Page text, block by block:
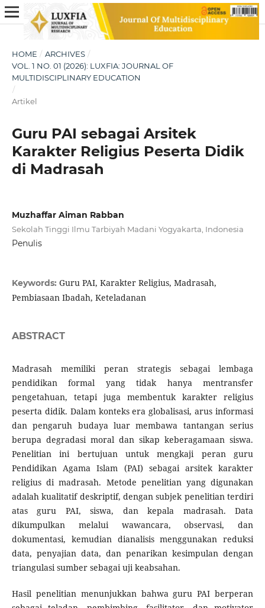
HOME / ARCHIVES /
VOL. 1 NO. 01 (2026): LUXFIA: JOURNAL OF
MULTIDISCIPLINARY EDUCATION
/
Artikel
Guru PAI sebagai Arsitek
Karakter Religius Peserta Didik
di Madrasah
Muzhaffar Aiman Rabban
Sekolah Tinggi Ilmu Tarbiyah Madani Yogyakarta, Indonesia
Penulis
Keywords: Guru PAI, Karakter Religius, Madrasah,
Pembiasaan Ibadah, Keteladanan
ABSTRACT
Madrasah memiliki peran strategis sebagai lembaga
pendidikan formal yang tidak hanya mentransfer
pengetahuan, tetapi juga membentuk karakter religius
peserta didik. Dalam konteks era globalisasi, arus informasi
dan pengaruh budaya luar membawa tantangan serius
berupa degradasi moral dan sikap keberagamaan siswa.
Penelitian ini bertujuan untuk mengkaji peran guru
Pendidikan Agama Islam (PAI) sebagai arsitek karakter
religius di madrasah. Metode penelitian yang digunakan
adalah kualitatif deskriptif, dengan subjek penelitian terdiri
atas guru PAI, siswa, dan kepala madrasah. Data
dikumpulkan melalui wawancara, observasi, dan
dokumentasi, kemudian dianalisis menggunakan reduksi
data, penyajian data, dan penarikan kesimpulan dengan
triangulasi sumber sebagai uji keabsahan.
Hasil penelitian menunjukkan bahwa guru PAI berperan